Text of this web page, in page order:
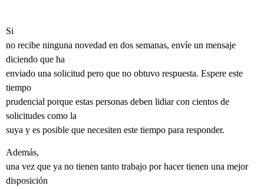
Si
no recibe ninguna novedad en dos semanas, envíe un mensaje
diciendo que ha
enviado una solicitud pero que no obtuvo respuesta. Espere este
tiempo
prudencial porque estas personas deben lidiar con cientos de
solicitudes como la
suya y es posible que necesiten este tiempo para responder.
Además,
una vez que ya no tienen tanto trabajo por hacer tienen una mejor
disposición